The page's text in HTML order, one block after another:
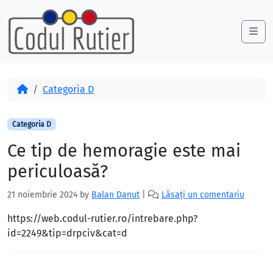
Skip to content
Skip to footer
AcasăCategoria D
Categoria D
Ce tip de hemoragie este mai
periculoasă?
21 noiembrie 2024 by Balan Danut Lăsați un comentariu
https://web.codul-rutier.ro/intrebare.php?
id=2249&tip=drpciv&cat=d